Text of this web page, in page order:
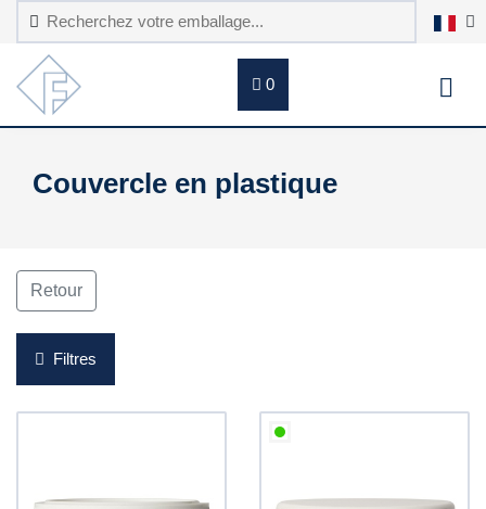
0
Couvercle en plastique
Retour
Filtres